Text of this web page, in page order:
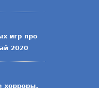
игр про
2020
хорроры,